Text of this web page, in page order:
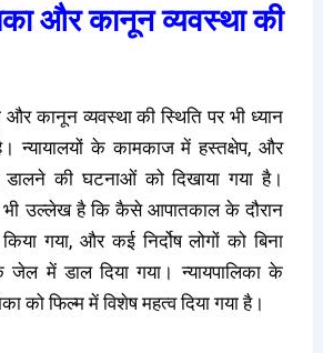
और कानून व्यवस्था की
और कानून व्यवस्था की स्थिति पर भी ध्यान
न्यायालयों के कामकाज में हस्तक्षेप, और
डालने की घटनाओं को दिखाया गया है।
भी उल्लेख है कि कैसे आपातकाल के दौरान
गया, और कई निर्दोष लोगों को बिना
में डाल दिया गया। न्यायपालिका के
को फिल्म में विशेष महत्व दिया गया है।